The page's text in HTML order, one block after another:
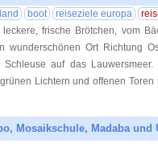
boot reiseziele europa
frische Brötchen, vom
wunderschönen Ort Richtung
auf das
Lichtern und offenen
Mosaikschule, Madaba und